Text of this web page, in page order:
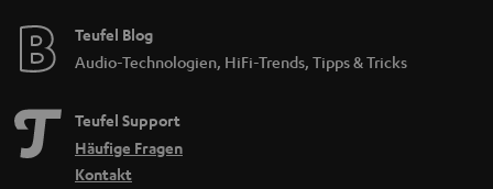
Teufel Blog
Audio-Technologien, HiFi-Trends, Tipps & Tricks
Teufel Support
Häufige Fragen
Kontakt